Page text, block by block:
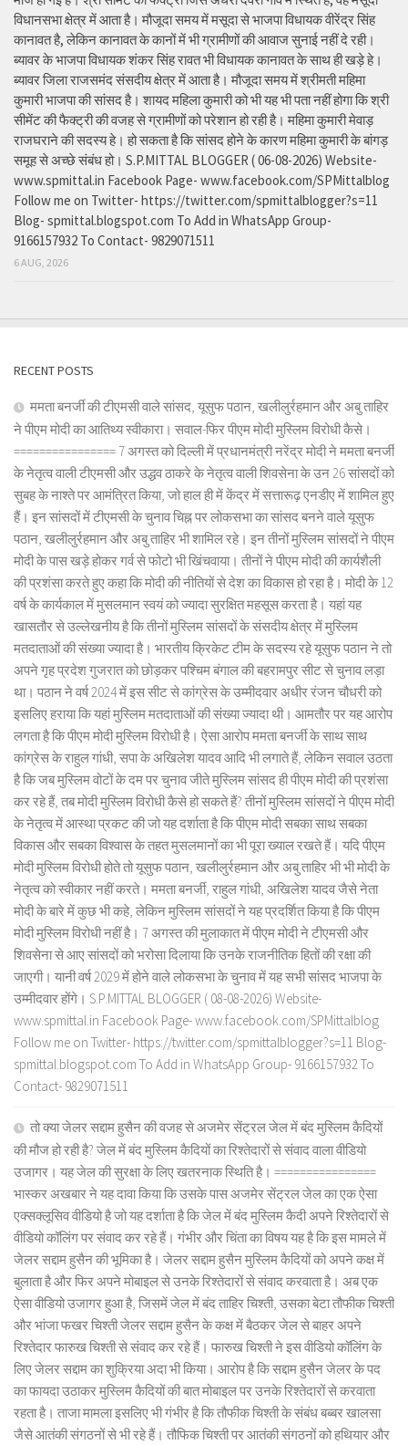
विधानसभा क्षेत्र में आता है। मौजूदा समय में मसूदा से भाजपा विधायक वीरेंद्र सिंह
कानावत है, लेकिन कानावत के कानों में भी ग्रामीणों की आवाज सुनाई नहीं दे रही।
ब्यावर के भाजपा विधायक शंकर सिंह रावत भी विधायक कानावत के साथ ही खड़े हे।
ब्यावर जिला राजसमंद संसदीय क्षेत्र में आता है। मौजूदा समय में श्रीमती महिमा
कुमारी भाजपा की सांसद है। शायद महिला कुमारी को भी यह भी पता नहीं होगा कि श्री
सीमेंट की फैक्ट्री की वजह से ग्रामीणों को परेशान हो रही है। महिमा कुमारी मेवाड़
राजघराने की सदस्य हे। हो सकता है कि सांसद होने के कारण महिमा कुमारी के बांगड़
समूह से अच्छे संबंध हो। S.P.MITTAL BLOGGER ( 06-08-2026) Website-
www.spmittal.in Facebook Page- www.facebook.com/SPMittalblog
Follow me on Twitter- https://twitter.com/spmittalblogger?s=11
Blog- spmittal.blogspot.com To Add in WhatsApp Group-
9166157932 To Contact- 9829071511
6 AUG, 2026
RECENT POSTS
ममता बनर्जी की टीएमसी वाले सांसद, यूसुफ पठान, खलीलुर्रहमान और अबु ताहिर
ने पीएम मोदी का आतिथ्य स्वीकारा। सवाल-फिर पीएम मोदी मुस्लिम विरोधी कैसे।
================ 7 अगस्त को दिल्ली में प्रधानमंत्री नरेंद्र मोदी ने ममता बनर्जी
के नेतृत्व वाली टीएमसी और उद्धव ठाकरे के नेतृत्व वाली शिवसेना के उन 26 सांसदों को
सुबह के नाश्ते पर आमंत्रित किया, जो हाल ही में केंद्र में सत्तारूढ़ एनडीए में शामिल हुए
हैं। इन सांसदों में टीएमसी के चुनाव चिह्न पर लोकसभा का सांसद बनने वाले यूसुफ
पठान, खलीलुर्रहमान और अबु ताहिर भी शामिल रहे। इन तीनों मुस्लिम सांसदों ने पीएम
मोदी के पास खड़े होकर गर्व से फोटो भी खिंचवाया। तीनों ने पीएम मोदी की कार्यशैली
की प्रशंसा करते हुए कहा कि मोदी की नीतियों से देश का विकास हो रहा है। मोदी के 12
वर्ष के कार्यकाल में मुसलमान स्वयं को ज्यादा सुरक्षित महसूस करता है। यहां यह
खासतौर से उल्लेखनीय है कि तीनों मुस्लिम सांसदों के संसदीय क्षेत्र में मुस्लिम
मतदाताओं की संख्या ज्यादा है। भारतीय क्रिकेट टीम के सदस्य रहे यूसुफ पठान ने तो
अपने गृह प्रदेश गुजरात को छोड़कर पश्चिम बंगाल की बहरामपुर सीट से चुनाव लड़ा
था। पठान ने वर्ष 2024 में इस सीट से कांग्रेस के उम्मीदवार अधीर रंजन चौधरी को
इसलिए हराया कि यहां मुस्लिम मतदाताओं की संख्या ज्यादा थी। आमतौर पर यह आरोप
लगता है कि पीएम मोदी मुस्लिम विरोधी है। ऐसा आरोप ममता बनर्जी के साथ साथ
कांग्रेस के राहुल गांधी, सपा के अखिलेश यादव आदि भी लगाते हैं, लेकिन सवाल उठता
है कि जब मुस्लिम वोटों के दम पर चुनाव जीते मुस्लिम सांसद ही पीएम मोदी की प्रशंसा
कर रहे हैं, तब मोदी मुस्लिम विरोधी कैसे हो सकते हैं? तीनों मुस्लिम सांसदों ने पीएम मोदी
के नेतृत्व में आस्था प्रकट की जो यह दर्शाता है कि पीएम मोदी सबका साथ सबका
विकास और सबका विश्वास के तहत मुसलमानों का भी पूरा ख्याल रखते हैं। यदि पीएम
मोदी मुस्लिम विरोधी होते तो यूसुफ पठान, खलीलुर्रहमान और अबु ताहिर भी भी मोदी के
नेतृत्व को स्वीकार नहीं करते। ममता बनर्जी, राहुल गांधी, अखिलेश यादव जैसे नेता
मोदी के बारे में कुछ भी कहे, लेकिन मुस्लिम सांसदों ने यह प्रदर्शित किया है कि पीएम
मोदी मुस्लिम विरोधी नहीं है। 7 अगस्त की मुलाकात में पीएम मोदी ने टीएमसी और
शिवसेना से आए सांसदों को भरोसा दिलाया कि उनके राजनीतिक हितों की रक्षा की
जाएगी। यानी वर्ष 2029 में होने वाले लोकसभा के चुनाव में यह सभी सांसद भाजपा के
उम्मीदवार होंगे। S.P.MITTAL BLOGGER ( 08-08-2026) Website-
www.spmittal.in Facebook Page- www.facebook.com/SPMittalblog
Follow me on Twitter- https://twitter.com/spmittalblogger?s=11 Blog-
spmittal.blogspot.com To Add in WhatsApp Group- 9166157932 To
Contact- 9829071511
तो क्या जेलर सद्दाम हुसैन की वजह से अजमेर सेंट्रल जेल में बंद मुस्लिम कैदियों
की मौज हो रही है? जेल में बंद मुस्लिम कैदियों का रिश्तेदारों से संवाद वाला वीडियो
उजागर। यह जेल की सुरक्षा के लिए खतरनाक स्थिति है। ================
भास्कर अखबार ने यह दावा किया कि उसके पास अजमेर सेंट्रल जेल का एक ऐसा
एक्सक्लूसिव वीडियो है जो यह दर्शाता है कि जेल में बंद मुस्लिम कैदी अपने रिश्तेदारों से
वीडियो कॉलिंग पर संवाद कर रहे हैं। गंभीर और चिंता का विषय यह है कि इस मामले में
जेलर सद्दाम हुसैन की भूमिका है। जेलर सद्दाम हुसैन मुस्लिम कैदियों को अपने कक्ष में
बुलाता है और फिर अपने मोबाइल से उनके रिश्तेदारों से संवाद करवाता है। अब एक
ऐसा वीडियो उजागर हुआ है, जिसमें जेल में बंद ताहिर चिश्ती, उसका बेटा तौफीक चिश्ती
और भांजा फखर चिश्ती जेलर सद्दाम हुसैन के कक्ष में बैठकर जेल से बाहर अपने
रिश्तेदार फारुख चिश्ती से संवाद कर रहे हैं। फारुख चिश्ती ने इस वीडियो कॉलिंग के
लिए जेलर सद्दाम का शुक्रिया अदा भी किया। आरोप है कि सद्दाम हुसैन जेलर के पद
का फायदा उठाकर मुस्लिम कैदियों की बात मोबाइल पर उनके रिश्तेदारों से करवाता
रहता है। ताजा मामला इसलिए भी गंभीर है कि तौफीक चिश्ती के संबंध बब्बर खालसा
जैसे आतंकी संगठनों से भी रहे हैं। तौफिक चिश्ती पर आतंकी संगठनों को हथियार और